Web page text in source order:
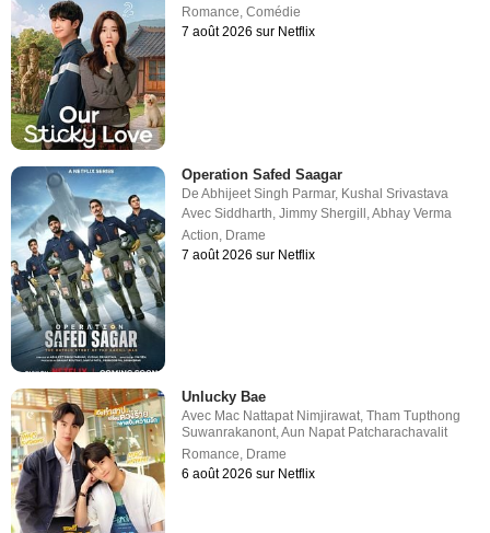
Romance,Comédie
7 août 2026 sur Netflix
Operation Safed Saagar
DeAbhijeet Singh Parmar, Kushal Srivastava
AvecSiddharth ,Jimmy Shergill ,Abhay Verma
Action Drame
7 août 2026 sur Netflix
Unlucky Bae
Avec Mac Nattapat Nimjirawat,Tham Tupthong
Suwanrakanont,Aun Napat Patcharachavalit
Romance, Drame
6 août 2026 sur Netflix